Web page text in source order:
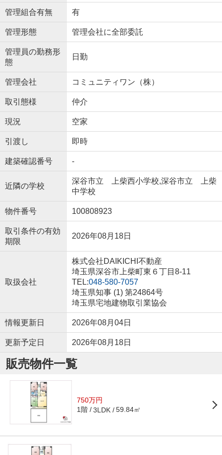
管理組合有無 有
管理形態 管理会社に全部委託
管理員の勤務形
態
日勤
管理会社 コミュニティワン（株）
取引態様 仲介
現況 空家
引渡し 即時
建築確認番号 -
近隣の学校
深谷市立 上柴西小学校,深谷市立 上柴
中学校
物件番号 100808923
取引条件の有効
期限
2026年08月18日
取扱会社
株式会社DAIKICHI不動産
埼玉県深谷市上柴町東６丁目8-11
TEL:048-580-7057
埼玉県知事 (1) 第24864号
埼玉県宅地建物取引業協会
情報更新日 2026年08月04日
更新予定日 2026年08月18日
販売物件一覧
750万円
1階 3LDK 59.84㎡